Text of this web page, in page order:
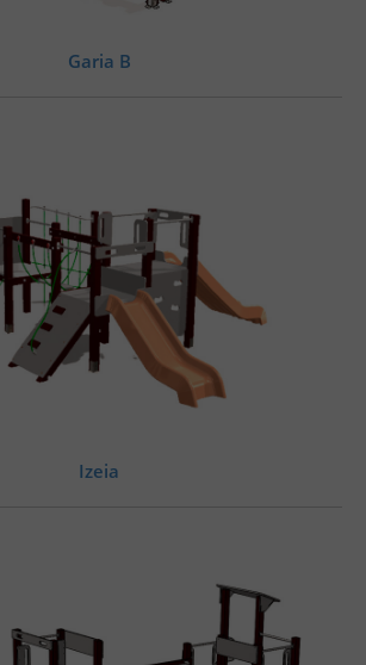
Garia B
Izeia